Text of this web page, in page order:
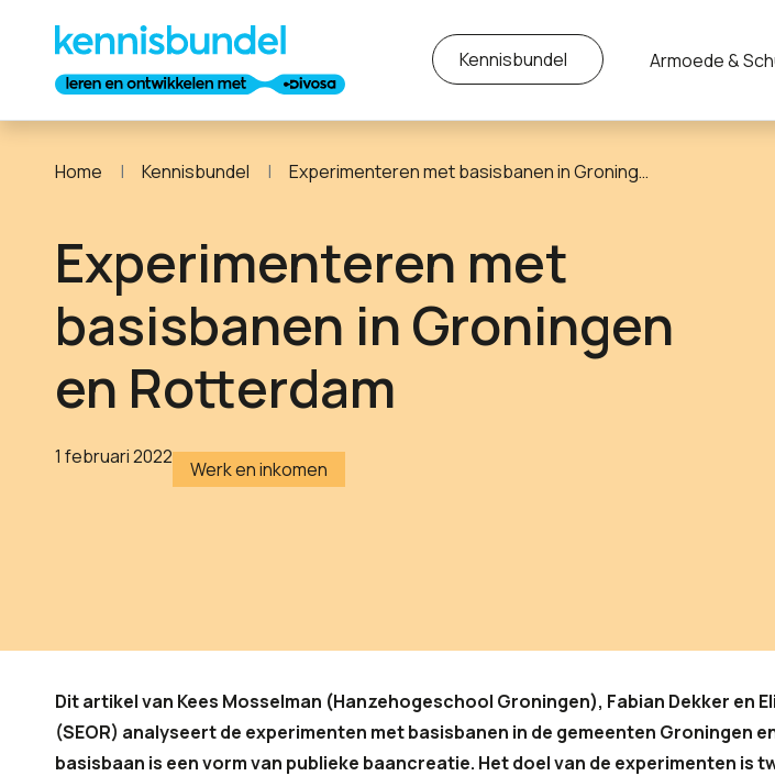
Kennisbundel Armoede &
Home Kennisbundel Experimenteren met basisbanen in Groningen en Rotterdam
Experimenteren met
basisbanen in Groningen
en Rotterdam
1 februari 2022
Werk en inkomen
Dit artikel van Kees Mosselman (Hanzehogeschool Groningen), Fabian Dekker en
(SEOR) analyseert de experimenten met basisbanen in de gemeenten Groningen
basisbaan is een vorm van publieke baancreatie. Het doel van de experimenten is